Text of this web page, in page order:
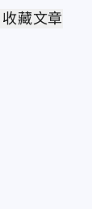
收藏文章